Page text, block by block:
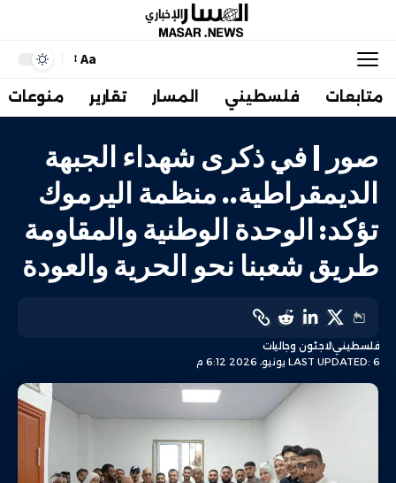
Aa
متابعات فلسطيني المسار تقارير منوعات
صور | في ذكرى شهداء الجبهة
الديمقراطية.. منظمة اليرموك
تؤكد: الوحدة الوطنية والمقاومة
طريق شعبنا نحو الحرية والعودة
LAST UPDATED: 6 يونيو، 2026 6:12 م
فلسطينيلاجئون وجاليات